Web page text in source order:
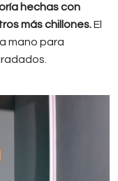
hechas con
más chillones.El
mano para